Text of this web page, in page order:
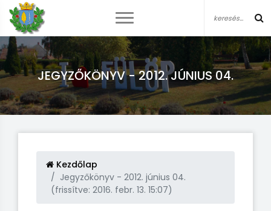
JEGYZŐKÖNYV - 2012. JÚNIUS 04.
Kezdőlap
Jegyzőkönyv - 2012. június 04.
(frissítve: 2016. febr. 13. 15:07)